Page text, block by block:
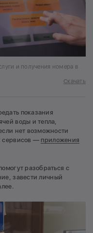
и получения номера в
Скачать
показания
воды и тепла,
нет возможности
сервисов — приложения
разобраться с
завести личный